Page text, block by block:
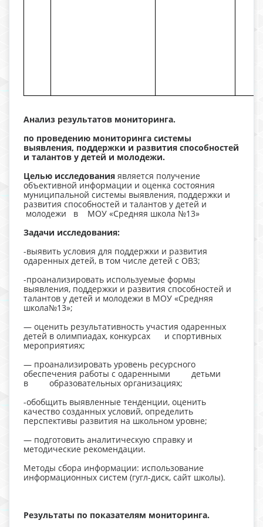
Анализ результатов мониторинга.
по проведению мониторинга системы
выявления, поддержки и развития способностей
и талантов у детей и молодежи.
Целью исследования является получение
объективной информации и оценка состояния
муниципальной системы выявления, поддержки и
развития способностей и талантов у детей и
молодежи в МОУ «Средняя школа №13»
Задачи исследования:
-выявить условия для поддержки и развития
одаренных детей, в том числе детей с OB3;
-проанализировать используемые формы
выявления, поддержки и развития способностей и
талантов у детей и молодежи в МОУ «Средняя
школа№13»;
— оценить результативность участия одаренных
детей в олимпиадах, конкурсах и спортивных
мероприятиях;
— проанализировать уровень ресурсного
обеспечения работы с одаренными детьми
в образовательных организациях;
-обобщить выявленные тенденции, оценить
качество созданных условий, определить
перспективы развития на школьном уровне;
— подготовить аналитическую справку и
методические рекомендации.
Методы сбора информации: использование
информационных систем (гугл-диск, сайт школы).
Результаты по показателям мониторинга.